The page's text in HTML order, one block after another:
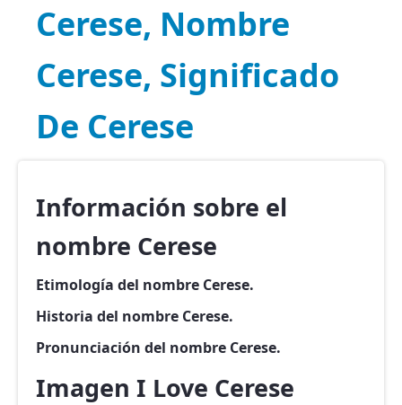
Cerese, Nombre
Cerese, Significado
De Cerese
Información sobre el
nombre Cerese
Etimología del nombre Cerese.
Historia del nombre Cerese.
Pronunciación del nombre Cerese.
Imagen I Love Cerese